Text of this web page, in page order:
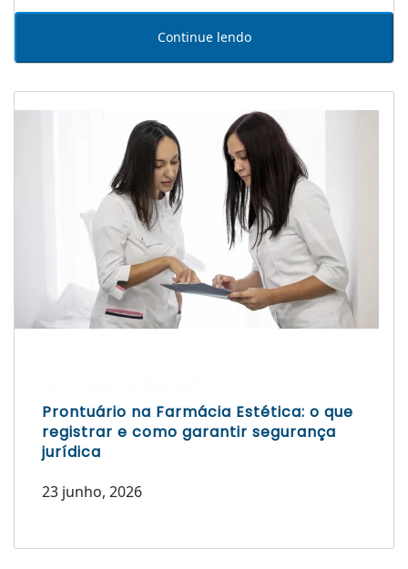
Continue lendo
Prontuário na Farmácia Estética: o que
registrar e como garantir segurança
jurídica
23 junho, 2026